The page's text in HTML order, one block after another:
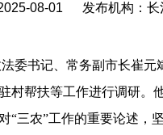
08-01 发布机构：长
书记、常务副市长崔元
村帮扶等工作进行调研。
“三农”工作的重要论述，